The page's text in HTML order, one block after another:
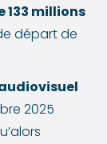
133 millions
départ de
2025